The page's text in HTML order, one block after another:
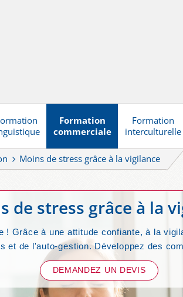
Formation
commerciale
Formation
interculturelle
Moins de stress grâce à la vigilance
de stress grâce à la
! Grâce à une attitude confiante, à la
et de l'auto-gestion. Développez des
DEMANDEZ UN DEVIS